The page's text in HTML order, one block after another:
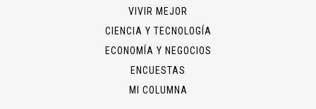
VIVIR MEJOR
CIENCIA Y TECNOLOGÍA
ECONOMÍA Y NEGOCIOS
ENCUESTAS
MI COLUMNA